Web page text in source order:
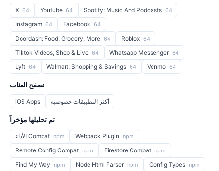
X 64 Youtube 64 Spotify: Music And Podcasts 64
Instagram 64 Facebook 64
Doordash: Food, Grocery, More 64 Roblox 64
Tiktok Videos, Shop & Live 64 Whatsapp Messenger 64
Lyft 64 Walmart: Shopping & Savings 64 Venmo 64
تصفح الفئات
iOS Apps أكثر التطبيقات خصوصية
تم تحليلها مؤخراً
الأداء Compat npm Webpack Plugin npm
Remote Config Compat npm Firestore Compat npm
Find My Way npm Node Html Parser npm Config Types npm